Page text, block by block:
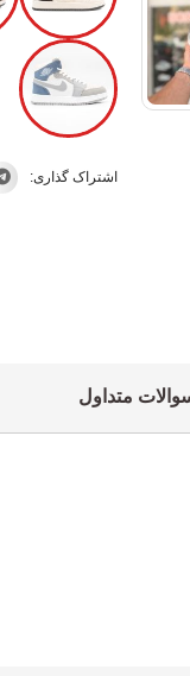
اشتراک گذاری:
متداول